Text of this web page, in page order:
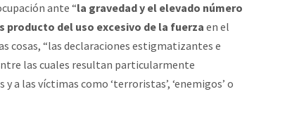
ante “la gravedad y el elevado número
producto del uso excesivo de la fuerza en el
cosas, “las declaraciones estigmatizantes e
las cuales resultan particularmente
a las víctimas como ‘terroristas’, ‘enemigos’ o